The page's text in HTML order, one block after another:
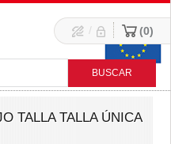
/ 0
TALLA TALLA ÚNICA